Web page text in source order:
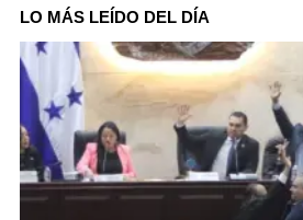
of
1
minute,
seconds
LO MÁS LEÍDO DEL DÍA